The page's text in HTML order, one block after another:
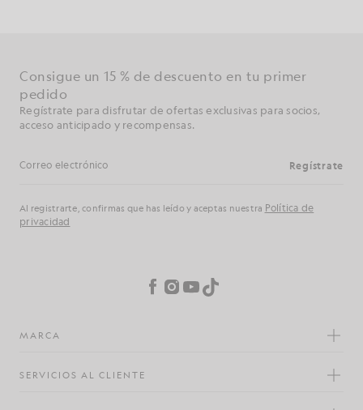
Consigue un 15 % de descuento en tu primer
pedido
Regístrate para disfrutar de ofertas exclusivas para socios,
acceso anticipado y recompensas.
Dirección de correo electrónico Regístrate
Al registrarte, confirmas que has leído y aceptas nuestra Política de
privacidad
Facebook
Instagram
YouTube
TikTok
MARCA
SERVICIOS AL CLIENTE